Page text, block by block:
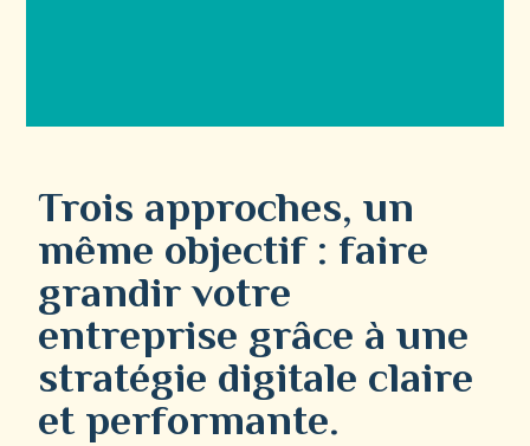
Trois approches, un
même objectif : faire
grandir votre
entreprise grâce à une
stratégie digitale claire
et performante.